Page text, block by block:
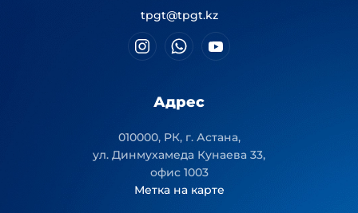
tpgt@tpgt.kz
Адрес
010000, РК, г. Астана,
ул. Динмухамеда Кунаева 33,
офис 1003
Метка на карте